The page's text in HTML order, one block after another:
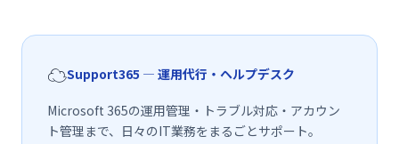
☁️Support365 — 運用代行・ヘルプデスク
Microsoft 365の運用管理・トラブル対応・アカウン
ト管理まで、日々のIT業務をまるごとサポート。